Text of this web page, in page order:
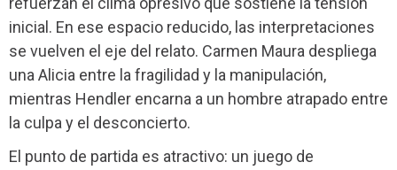
inicial. En ese espacio reducido, las interpretaciones
se vuelven el eje del relato. Carmen Maura despliega
una Alicia entre la fragilidad y la manipulación,
mientras Hendler encarna a un hombre atrapado entre
la culpa y el desconcierto.
El punto de partida es atractivo: un juego de